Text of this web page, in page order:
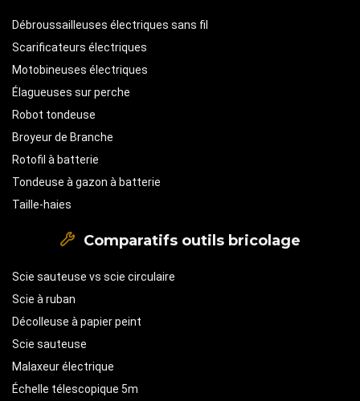
Débroussailleuses électriques sans fil
Scarificateurs électriques
Motobineuses électriques
Élagueuses sur perche
Robot tondeuse
Broyeur de Branche
Rotofil à batterie
Tondeuse à gazon à batterie
Taille-haies
Comparatifs outils bricolage
Scie sauteuse vs scie circulaire
Scie à ruban
Décolleuse à papier peint
Scie sauteuse
Malaxeur électrique
Échelle télescopique 5m